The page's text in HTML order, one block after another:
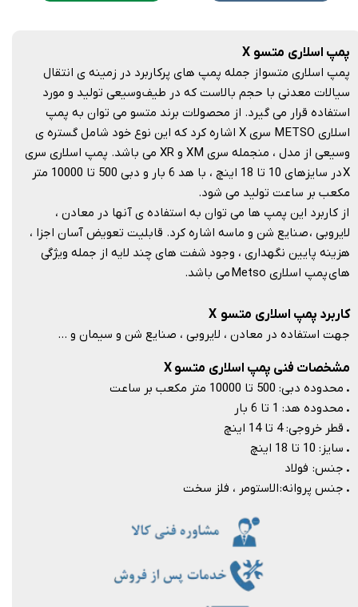
پمپ اسلاری متسو X
پمپ اسلاری متسو از جمله پمپ های پرکاربرد در زمينه ی انتقال
سيالات معدنی با حجم بالاست که در طيف وسيعی توليد و مورد
استفاده قرار می گيرد. از محصولات برند متسو می توان به پمپ
اسلاری METSO سری X اشاره کرد که اين نوع خود شامل گستره ی
وسيعی از مدل ، منجمله سری XM و XR می باشد. پمپ اسلاری سری
X در سايزهای 10 تا 18 اينچ ، با هد 6 بار و دبی 500 تا 10000 متر
مکعب بر ساعت توليد می شود.
از کاربرد اين پمپ ها می توان به استفاده ی آنها در معادن ،
لايروبی ، صنايع شن و ماسه اشاره کرد. قابليت تعويض آسان اجزا ،
هزينه پايين نگهداری ، وجود شفت های چند لايه از جمله ويژگی
های پمپ اسلاری Metso می باشد.​​​​​​​
کاربرد پمپ اسلاری متسو X
جهت استفاده در معادن ، لایروبی ، صنایع شن و سیمان و …​​​​​​​
مشخصات فنی پمپ اسلاری متسو X
. محدوده دبی: 500 تا 10000 متر مکعب بر ساعت
. محدوده هد: 1 تا 6 بار
. قطر خروجی: 4 تا 14 اینچ
. سايز: 10 تا 18 اينچ
. جنس: فولاد
. جنس پروانه: الاستومر ، فلز سخت ​​​​​​​